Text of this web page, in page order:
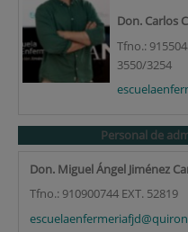
Don. Carlos
Tfno.:
3550/3254
Personal de
Don. Miguel Ángel Jiménez
Tfno.: 910900744 EXT. 52819